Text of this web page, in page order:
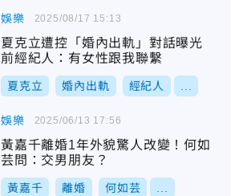
娛樂
夏克立遭控「婚內出軌」對話曝光
前經紀人：有女性跟我聯繫
夏克立 婚內出軌 經紀人
2025/08/17 15:13
娛樂
黃嘉千離婚1年外貌驚人改變！何如
芸問：交男朋友？
黃嘉千 離婚 何如芸
2025/06/13 17:56